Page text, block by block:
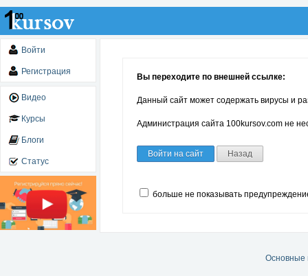
Войти
Регистрация
Видео
Курсы
Блоги
Статус
Вы переходите по внешней ссылке:
Данный сайт может содержать вирусы и
Администрация сайта 100kursov.com не
Войти на сайт Назад
больше не показывать
Основные